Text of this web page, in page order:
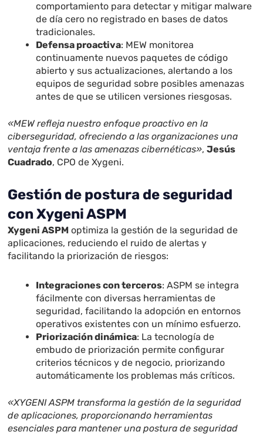
comportamiento para detectar y mitigar malware
de día cero no registrado en bases de datos
tradicionales.
Defensa proactiva: MEW monitorea
continuamente nuevos paquetes de código
abierto y sus actualizaciones, alertando a los
equipos de seguridad sobre posibles amenazas
antes de que se utilicen versiones riesgosas.
«MEW refleja nuestro enfoque proactivo en la
ciberseguridad, ofreciendo a las organizaciones una
ventaja frente a las amenazas cibernéticas»,Jesús
Cuadrado, CPO de Xygeni.
Gestión de postura de seguridad
con Xygeni ASPM
Xygeni ASPM optimiza la gestión de la seguridad de
aplicaciones, reduciendo el ruido de alertas y
facilitando la priorización de riesgos:
Integraciones con terceros: ASPM se integra
fácilmente con diversas herramientas de
seguridad, facilitando la adopción en entornos
operativos existentes con un mínimo esfuerzo.
Priorización dinámica: La tecnología de
embudo de priorización permite configurar
criterios técnicos y de negocio, priorizando
automáticamente los problemas más críticos.
«XYGENI ASPM transforma la gestión de la seguridad
de aplicaciones, proporcionando herramientas
esenciales para mantener una postura de seguridad